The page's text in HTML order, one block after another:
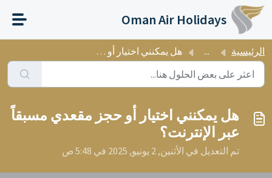
التخطّي إلى المحتوى الرئيسي
Oman Air Holidays
الرئيسية ... هل يمكنني اختيار أو حجز مقعدي مسبقاً عبر الإنترنت؟
هل يمكنني اختيار أو حجز مقعدي مسبقاً
عبر الإنترنت؟
تم التعديل في الأثنين, 2 يونيو, 2025 في 5:48 ص